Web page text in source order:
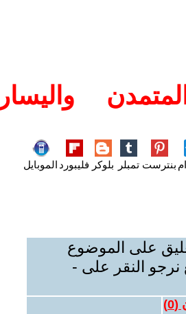
واليسار
بنترست تمبلر بلوكر فليبورد الموبايل
على الموضوع
نرجو النقر على -
(
0
)